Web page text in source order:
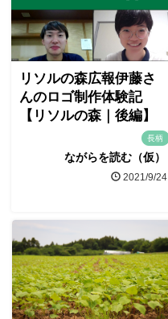
リソルの森広報伊藤さ
んのロゴ制作体験記
【リソルの森｜後編】
長柄
ながらを読む（仮）
2021/9/24